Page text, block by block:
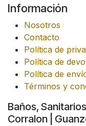
Información
Nosotros
Contacto
Política de
Política de
Política de
Términos y
Baños,
Corralon |